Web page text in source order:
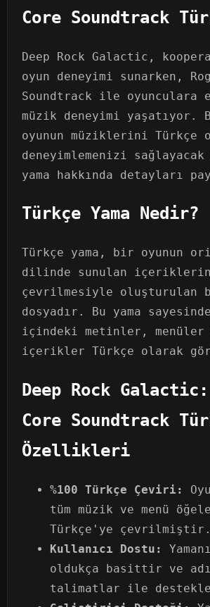
Core Soundtrack
Deep Rock Galactic,
oyun deneyimi sunarken,
Soundtrack ile oyunculara
müzik deneyimi yaşatıyor.
oyunun müziklerini Türkçe
deneyimlemenizi
yama hakkında detayları
Türkçe Yama Nedir?
Türkçe yama, bir oyunun
dilinde sunulan içeriklerin
çevrilmesiyle oluşturulan
dosyadır. Bu yama
içindeki metinler, menüler
içerikler Türkçe olarak
Deep Rock Galactic:
Core Soundtrack
Özellikleri
%100 Türkçe Çeviri:
tüm müzik ve menü
Türkçe'ye çevrilmiştir.
Kullanıcı Dostu:
oldukça basittir ve
talimatlar ile